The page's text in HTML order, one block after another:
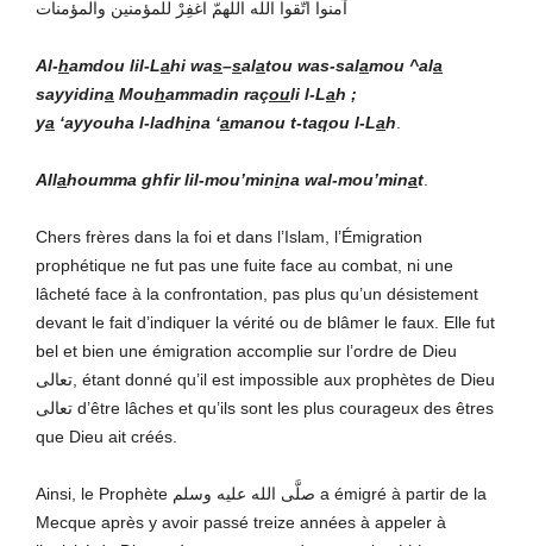
آمنوا اتّقوا الله اللهمّ اغفِرْ للمؤمنين والمؤمنات
Al-hamdou lil-Lahi was–salatou was-salamou ^ala
sayyidina Mouhammadin raçouli l-Lah ;
ya ‘ayyouha l-ladhina ‘amanou t-taqou l-Lah
Allahoumma ghfir lil-mou’minina wal-mou’minat
Chers frères dans la foi et dans l’Islam, l’Émigration
prophétique ne fut pas une fuite face au combat, ni une
lâcheté face à la confrontation, pas plus qu’un désistement
devant le fait d’indiquer la vérité ou de blâmer le faux. Elle fut
bel et bien une émigration accomplie sur l’ordre de Dieu
تعالى, étant donné qu’il est impossible aux prophètes de Dieu
تعالى d’être lâches et qu’ils sont les plus courageux des êtres
que Dieu ait créés.
Ainsi, le Prophète صلَّى الله عليه وسلم a émigré à partir de la
Mecque après y avoir passé treize années à appeler à